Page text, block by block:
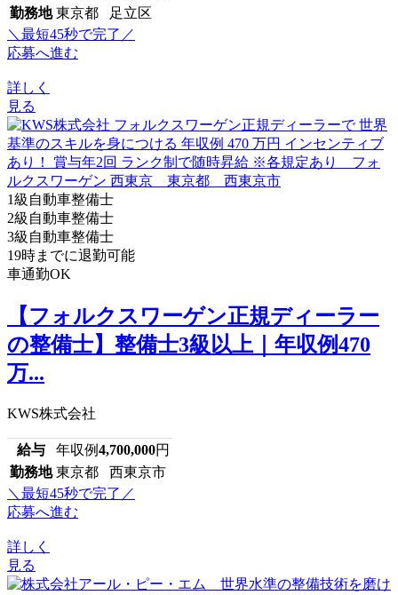
勤務地 東京都 足立区
＼最短45秒で完了／
応募へ進む
詳しく
見る
1級自動車整備士
2級自動車整備士
3級自動車整備士
19時までに退勤可能
車通勤OK
【フォルクスワーゲン正規ディーラー
の整備士】整備士3級以上｜年収例470
万...
KWS株式会社
給与 年収例4,700,000円
勤務地 東京都 西東京市
＼最短45秒で完了／
応募へ進む
詳しく
見る